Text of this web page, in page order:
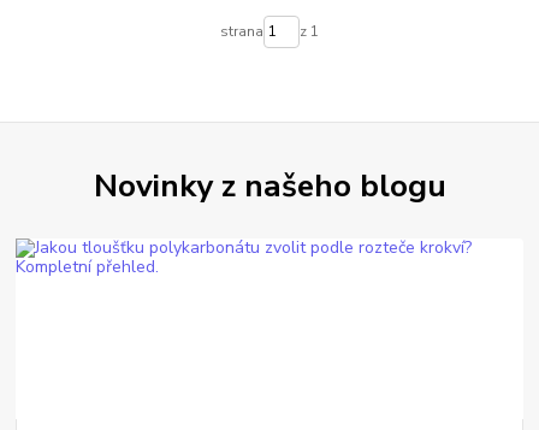
strana z 1
Novinky z našeho blogu